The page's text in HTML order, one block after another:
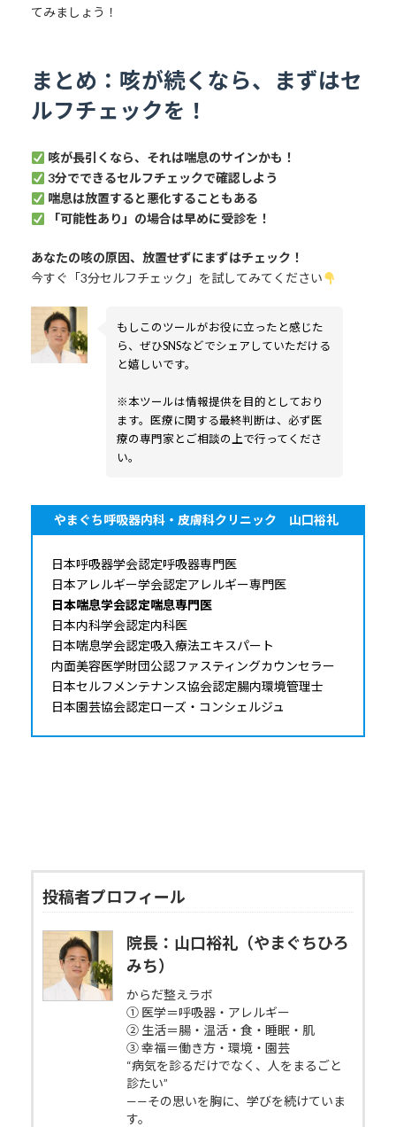
てみましょう！
まとめ：咳が続くなら、まずはセ
ルフチェックを！
咳が長引くなら、それは喘息のサインかも！
3分でできるセルフチェックで確認しよう
喘息は放置すると悪化することもある
「可能性あり」の場合は早めに受診を！
あなたの咳の原因、放置せずにまずはチェック！
今すぐ「3分セルフチェック」を試してみてください
もしこのツールがお役に立ったと感じた
ら、ぜひSNSなどでシェアしていただける
と嬉しいです。
※本ツールは情報提供を目的としており
ます。医療に関する最終判断は、必ず医
療の専門家とご相談の上で行ってくださ
い。
やまぐち呼吸器内科・皮膚科クリニック 山口裕礼
日本呼吸器学会認定呼吸器専門医
日本アレルギー学会認定アレルギー専門医
日本喘息学会認定喘息専門医
日本内科学会認定内科医
日本喘息学会認定吸入療法エキスパート
内面美容医学財団公認ファスティングカウンセラー
日本セルフメンテナンス協会認定腸内環境管理士
日本園芸協会認定ローズ・コンシェルジュ
投稿者プロフィール
院長：山口裕礼（やまぐちひろ
みち）
からだ整えラボ
① 医学＝呼吸器・アレルギー
② 生活＝腸・温活・食・睡眠・肌
③ 幸福＝働き方・環境・園芸
“病気を診るだけでなく、人をまるごと
診たい”
——その思いを胸に、学びを続けていま
す。